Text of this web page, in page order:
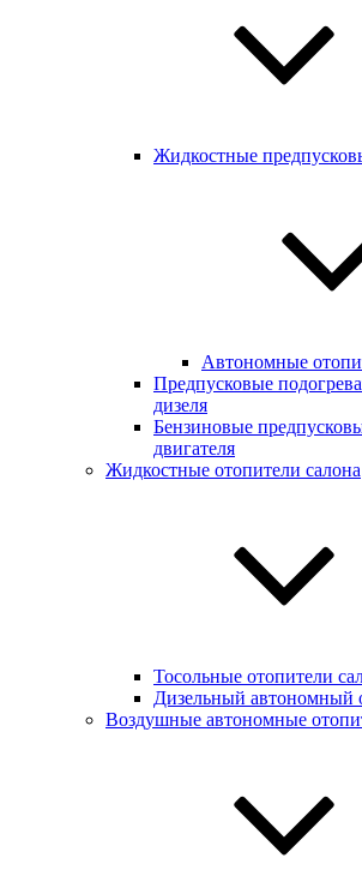
Жидкостные
Автономные
Предпусковые
дизеля
Бензиновые
двигателя
Жидкостные отопители салона
Тосольные отопители
Дизельный автономный
Воздушные автономные